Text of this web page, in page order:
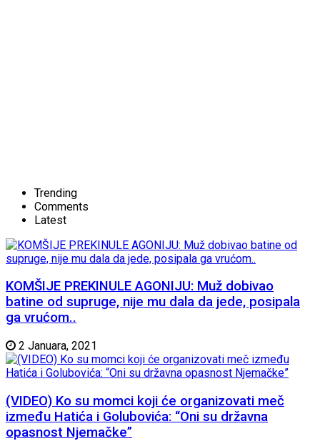
Trending
Comments
Latest
KOMŠIJE PREKINULE AGONIJU: Muž dobivao
batine od supruge, nije mu dala da jede, posipala
ga vrućom..
2 Januara, 2021
(VIDEO) Ko su momci koji će organizovati meč
između Hatića i Golubovića: “Oni su državna
opasnost Njemačke”